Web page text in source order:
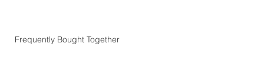
Frequently Bought Together